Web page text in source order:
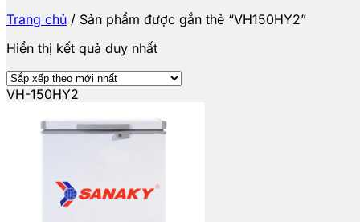
Trang chủ / Sản phẩm được gắn thẻ “VH150HY2”
Hiển thị kết quả duy nhất
VH-150HY2